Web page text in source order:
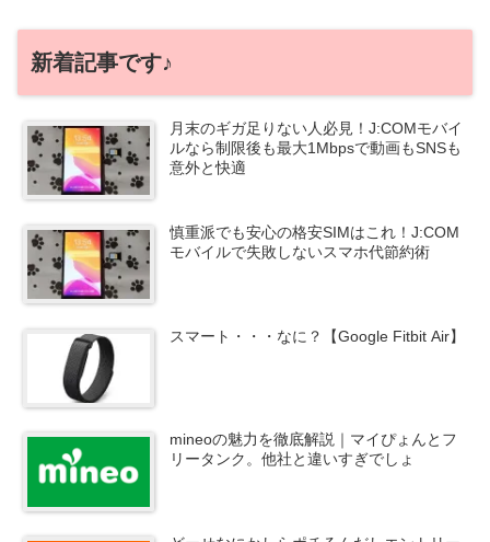
新着記事です♪
月末のギガ足りない人必見！J:COMモバイ
ルなら制限後も最大1Mbpsで動画もSNSも
意外と快適
慎重派でも安心の格安SIMはこれ！J:COM
モバイルで失敗しないスマホ代節約術
スマート・・・なに？【Google Fitbit Air】
mineoの魅力を徹底解説｜マイぴょんとフ
リータンク。他社と違いすぎでしょ